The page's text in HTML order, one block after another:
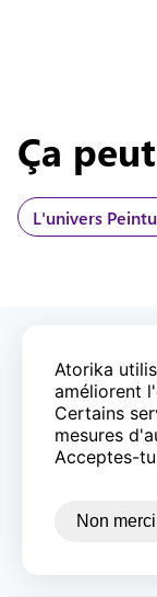
Atorika
améliorent
Certains
mesures
Acceptes-
Non merci
Ça
L'univers